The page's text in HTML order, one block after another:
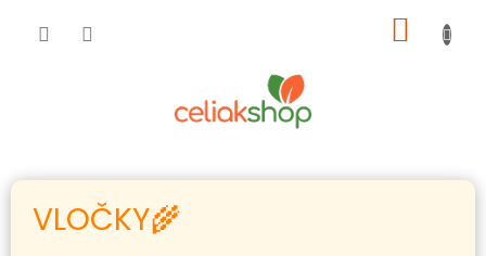
KOŠÍK
VLOČKY🌾